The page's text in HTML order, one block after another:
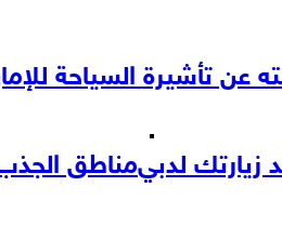
عن تأشيرة السياحة
لدبيمناطق